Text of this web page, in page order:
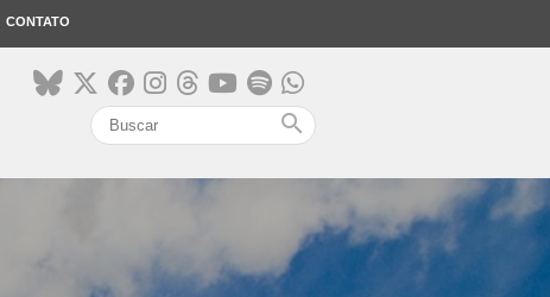
CONTATO
search